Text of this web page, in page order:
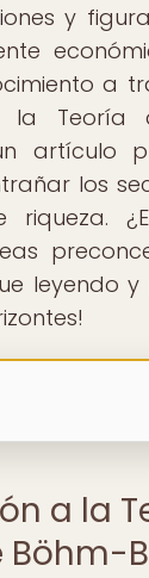
y
a
la Teoría
artículo
los
riqueza.
leyendo
a la